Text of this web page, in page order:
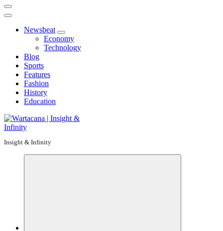
Newsbeat
Economy
Technology
Blog
Sports
Features
Fashion
History
Education
Insight & Infinity